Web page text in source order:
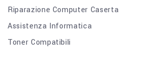
Riparazione Computer Caserta
Assistenza Informatica
Toner Compatibili